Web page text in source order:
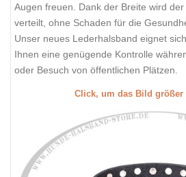
Augen freuen. Dank der Breite wird
verteilt, ohne Schaden für die
Unser neues Lederhalsband eignet
Ihnen eine genügende Kontrolle
oder Besuch von öffentlichen Plätzen.
Click, um das Bild größer